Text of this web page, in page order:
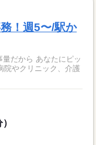
！週5〜/駅か
量だから あなたにピッ